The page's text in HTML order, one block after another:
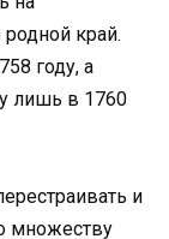
край.
году, а
лишь в 1760
и
множеству